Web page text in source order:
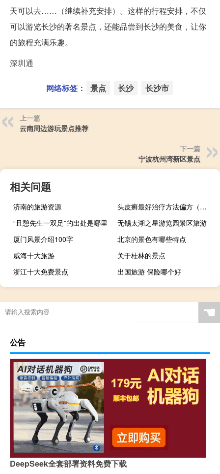
天可以去……（继续补充安排）。这样的行程安排，不仅
可以游览长沙的著名景点，还能品尝到长沙的美食，让你
的旅程充满乐趣。
深圳通
网络标签： 景点 长沙 长沙市
上一篇
云南周边游玩景点推荐
下一篇
宁波杭州湾新区景点
相关问题
济南的旅游资源
头皮癣最好治疗方法偏方（头皮癣最好治疗方法）
“且憩先生一双足”的出处是哪里
无锡太湖之星游览园景区旅游
厦门风景介绍100字
北京的景色有哪些特点
威海十大旅游
关于桂林的景点
浙江十大免费景点
出国旅游 保险哪个好
☚
公告
DeepSeek全套部署资料免费下载